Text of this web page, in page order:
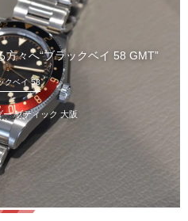
々へ“ブラックベイ 58 GMT”
クベイ 58
ー ブティック 大阪